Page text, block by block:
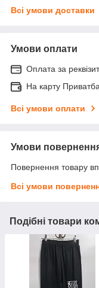
Всі умови доставки
Умови оплати
Оплата за
На карту
Всі умови оплати
Умови
Повернення товару
Всі умови
Подібні товари